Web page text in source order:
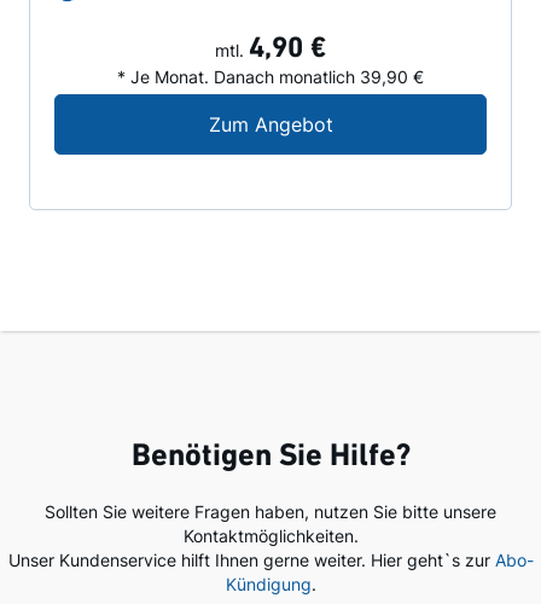
mtl. 4,90 €
* Je Monat. Danach monatlich 39,90 €
Zum AngebotDigital-Angebot für
Benötigen Sie Hilfe?
Sollten Sie weitere Fragen haben, nutzen Sie bitte unsere
Kontaktmöglichkeiten.
Unser Kundenservice hilft Ihnen gerne weiter. Hier geht`s zur Abo-
Kündigung.